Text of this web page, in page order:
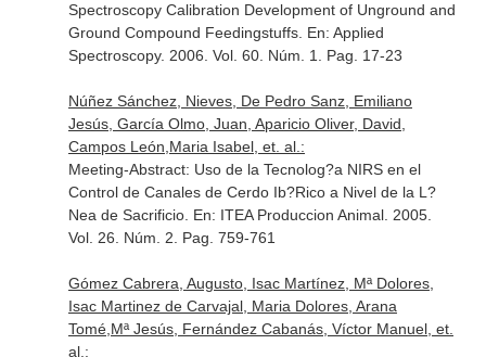
Spectroscopy Calibration Development of Unground and
Ground Compound Feedingstuffs. En: Applied
Spectroscopy. 2006. Vol. 60. Núm. 1. Pag. 17-23
Núñez Sánchez, Nieves, De Pedro Sanz, Emiliano
Jesús, García Olmo, Juan, Aparicio Oliver, David,
Campos León,Maria Isabel, et. al.:
Meeting-Abstract: Uso de la Tecnolog?a NIRS en el
Control de Canales de Cerdo Ib?Rico a Nivel de la L?
Nea de Sacrificio. En: ITEA Produccion Animal. 2005.
Vol. 26. Núm. 2. Pag. 759-761
Gómez Cabrera, Augusto, Isac Martínez, Mª Dolores,
Isac Martinez de Carvajal, Maria Dolores, Arana
Tomé,Mª Jesús, Fernández Cabanás, Víctor Manuel, et.
al.: